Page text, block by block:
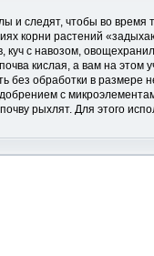
и следят, чтобы во
корни растений
куч с навозом,
кислая, а вам на этом
без обработки в размере
с
рыхлят. Для этого